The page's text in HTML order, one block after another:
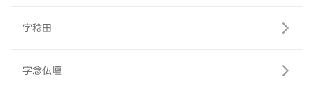
字稔田
字念仏壇